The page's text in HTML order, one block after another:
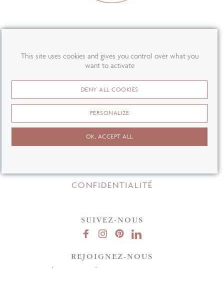
PRESSE
OÙ NOUS TROUVER ?
CONTACT
F.A.Q
CONFIDENTIALITÉ
SUIVEZ-NOUS
REJOIGNEZ-NOUS
This site uses cookies and gives you control over what you
want to activate
DENY ALL COOKIES
PERSONALIZE
OK, ACCEPT ALL